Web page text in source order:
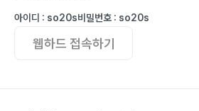
아이디 : so20s비밀번호 : so20s
웹하드 접속하기